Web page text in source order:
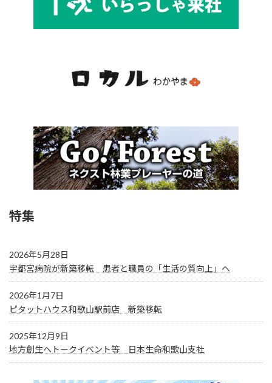
特集
2026年5月28日
宇都宮病院が新築移転 患者と職員の「生活の質向上」へ
2026年1月7日
ピタットハウス和歌山駅前店 新築移転
2025年12月9日
地方創生へトークイベント等 日本生命和歌山支社